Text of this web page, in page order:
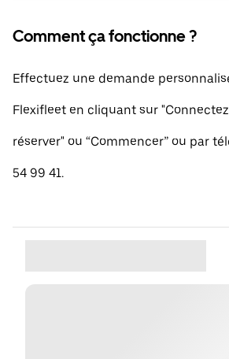
Comment ça fonctionne ?
Effectuez une demande
Flexifleet en cliquant sur
réserver" ou “Commencer” ou par
54 99 41.